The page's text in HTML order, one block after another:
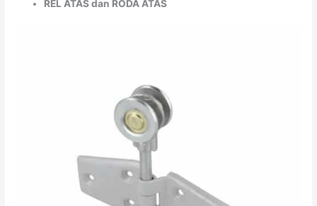
REL ATAS dan RODA ATAS